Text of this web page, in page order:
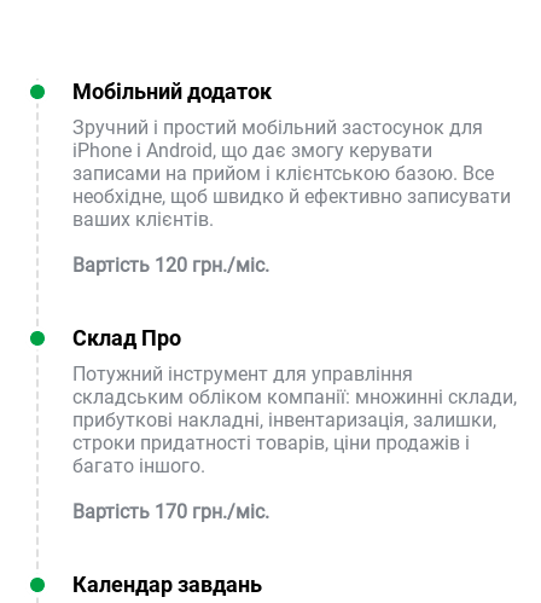
Мобільний додаток
Зручний і простий мобільний застосунок для
iPhone і Android, що дає змогу керувати
записами на прийом і клієнтською базою. Все
необхідне, щоб швидко й ефективно записувати
ваших клієнтів.
Вартість 120 грн./міс.
Склад Про
Потужний інструмент для управління
складським обліком компанії: множинні склади,
прибуткові накладні, інвентаризація, залишки,
строки придатності товарів, ціни продажів і
багато іншого.
Вартість 170 грн./міс.
Календар завдань